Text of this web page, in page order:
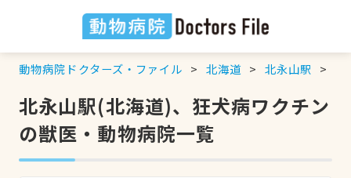
動物病院ドクターズ・ファイル 北海道 北永山駅
北永山駅(北海道)、狂犬病ワクチン
の獣医・動物病院一覧